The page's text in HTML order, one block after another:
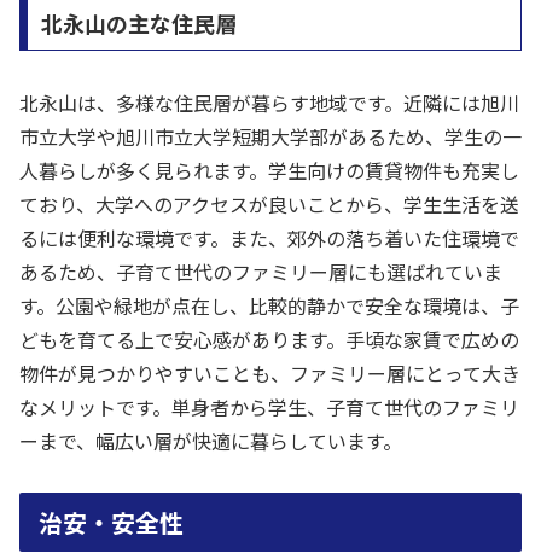
北永山の主な住民層
北永山は、多様な住民層が暮らす地域です。近隣には旭川
市立大学や旭川市立大学短期大学部があるため、学生の一
人暮らしが多く見られます。学生向けの賃貸物件も充実し
ており、大学へのアクセスが良いことから、学生生活を送
るには便利な環境です。また、郊外の落ち着いた住環境で
あるため、子育て世代のファミリー層にも選ばれていま
す。公園や緑地が点在し、比較的静かで安全な環境は、子
どもを育てる上で安心感があります。手頃な家賃で広めの
物件が見つかりやすいことも、ファミリー層にとって大き
なメリットです。単身者から学生、子育て世代のファミリ
ーまで、幅広い層が快適に暮らしています。
治安・安全性